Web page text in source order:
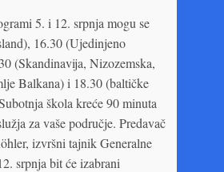
5. i 12. srpnja mogu se
16.30 (Ujedinjeno
(Skandinavija, Nizozemska,
Balkana) i 18.30 (baltičke
škola kreće 90 minuta
za vaše područje. Predavač
izvršni tajnik Generalne
srpnja bit će izabrani